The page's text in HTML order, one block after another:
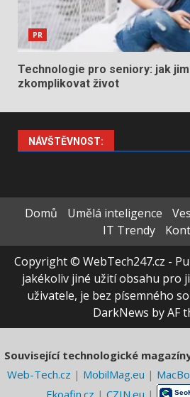
PR
Technologie pro seniory: jak
zkomplikovat život
NÁVŠTĚVNOST:
Domů Umělá inteligence
IT Trendy
Copyright © WebTech247.cz -
jakékoliv jiné užití obsahu pro
uživatele, je bez písemného
DarkNews by AF
Související technologické
Web-Tech.cz | MobilMag.eu |
Ekoafin.cz | CZIN.eu |